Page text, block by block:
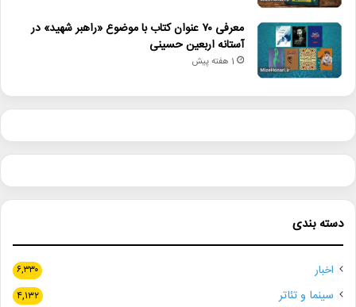
معرفی ۷۰ عنوان کتاب با موضوع «راهبر شهید» در
آستانه اربعین حسینی
1 هفته پیش
دسته بندی
اخبار ۶,۳۳۰
سینما و تئاتر ۴,۱۳۲